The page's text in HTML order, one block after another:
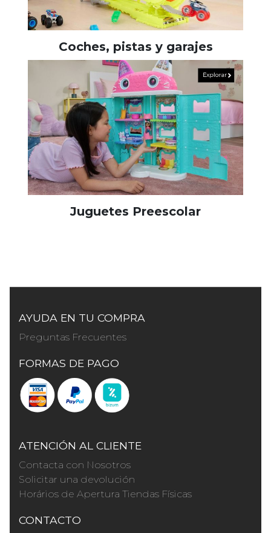
Coches, pistas y garajes
Juguetes Preescolar
AYUDA EN TU COMPRA
Preguntas Frecuentes
FORMAS DE PAGO
ATENCIÓN AL CLIENTE
Contacta con Nosotros
Solicitar una devolución
Horários de Apertura Tiendas Físicas
CONTACTO